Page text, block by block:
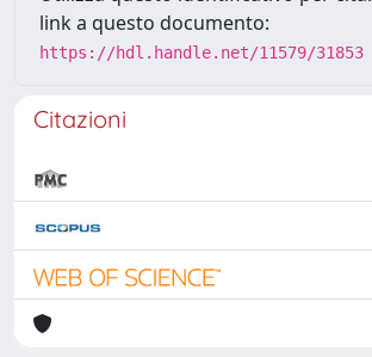
link a questo documento:
https://hdl.handle.net/11579/31853
Citazioni